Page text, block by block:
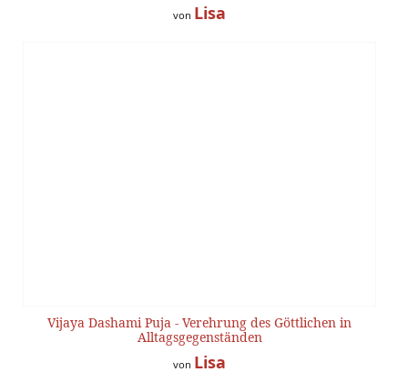
von Lisa
Vijaya Dashami Puja - Verehrung des Göttlichen in
Alltagsgegenständen
von Lisa